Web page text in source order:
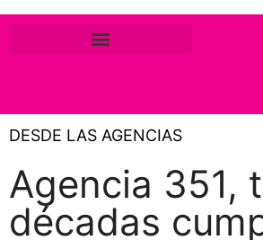
DESDE LAS AGENCIAS
Agencia 351,
décadas